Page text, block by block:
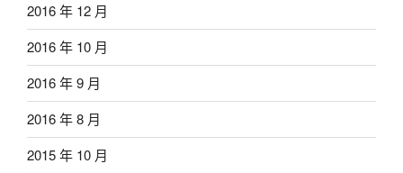
2016 年 12 月
2016 年 10 月
2016 年 9 月
2016 年 8 月
2015 年 10 月